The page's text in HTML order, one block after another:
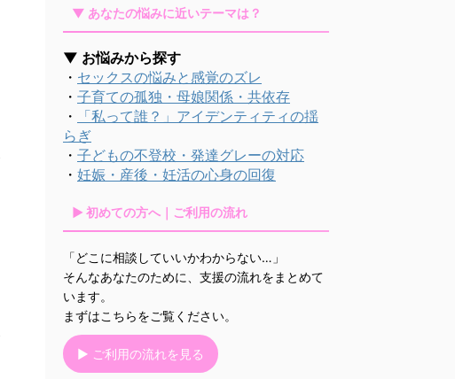
▼ あなたの悩みに近いテーマは？
▼ お悩みから探す
・ セックスの悩みと感覚のズレ
・ 子育ての孤独・母娘関係・共依存
・
「私って誰？」アイデンティティの揺
らぎ
・ 子どもの不登校・発達グレーの対応
・ 妊娠・産後・妊活の心身の回復
▶ 初めての方へ｜ご利用の流れ
「どこに相談していいかわからない…」
そんなあなたのために、支援の流れをまとめて
います。
まずはこちらをご覧ください。
▶ ご利用の流れを見る